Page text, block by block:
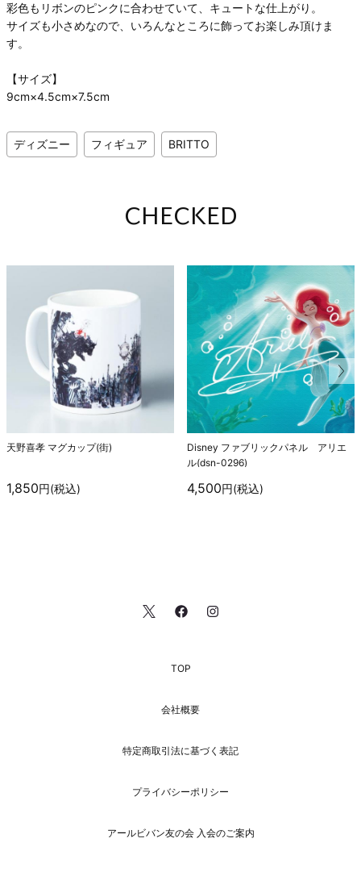
彩色もリボンのピンクに合わせていて、キュートな仕上がり。
サイズも小さめなので、いろんなところに飾ってお楽しみ頂けま
す。
【サイズ】
9cm×4.5cm×7.5cm
ディズニー フィギュア BRITTO
CHECKED
天野喜孝 マグカップ(街)
1,850円(税込)
Disney ファブリックパネル アリエ
ル(dsn-0296)
4,500円(税込)
TOP
会社概要
特定商取引法に基づく表記
プライバシーポリシー
アールビバン友の会 入会のご案内